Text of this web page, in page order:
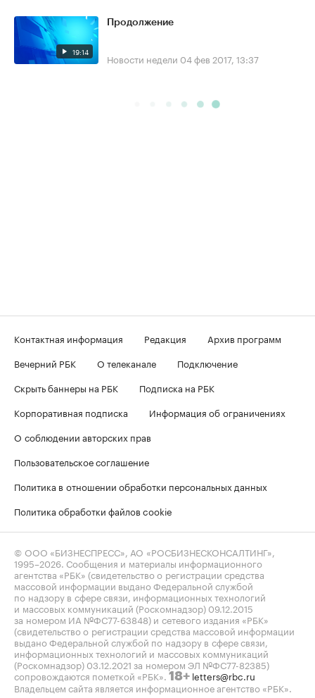
19:14
Продолжение
Новости недели 04 фев 2017, 13:37
Контактная информация Редакция
Архив программ
Вечерний РБК
О телеканале
Подключение
Скрыть баннеры на РБК
Подписка на РБК
Корпоративная подписка
Информация об ограничениях
О соблюдении авторских прав
Пользовательское соглашение
Политика в отношении обработки персональных данных
Политика обработки файлов cookie
© ООО «БИЗНЕСПРЕСС», АО «РОСБИЗНЕСКОНСАЛТИНГ»,
1995–2026 . Сообщения и материалы информационного
агентства «РБК» (свидетельство о регистрации средства
массовой информации выдано Федеральной службой
по надзору в сфере связи, информационных технологий
и массовых коммуникаций (Роскомнадзор) 09.12.2015
за номером ИА №ФС77-63848) и сетевого издания «РБК»
(свидетельство о регистрации средства массовой информации
выдано Федеральной службой по надзору в сфере связи,
информационных технологий и массовых коммуникаций
(Роскомнадзор) 03.12.2021 за номером ЭЛ №ФС77-82385)
сопровождаются пометкой «РБК». 18+ letters@rbc.ru
Владельцем сайта является информационное агентство «РБК».